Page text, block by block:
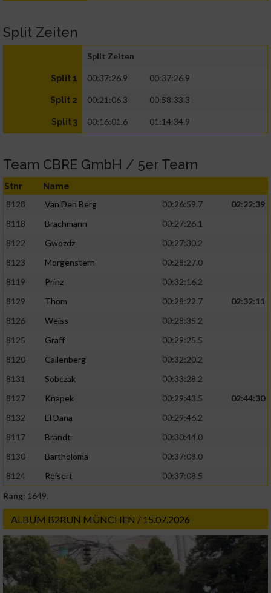
Split Zeiten
Split Zeiten
Split 1 00:37:26.9 00:37:26.9
Split 2 00:21:06.3 00:58:33.3
Split 3 00:16:01.6 01:14:34.9
Team CBRE GmbH / 5er Team
Stnr Name
8128 Van Den Berg 00:26:59.7
02:22:39
8118
Brachmann
00:27:26.1
8122
Gwozdz
00:27:30.2
8123
Morgenstern
00:28:27.0
8119
Prinz
00:32:16.2
8129
Thom 00:28:22.7
02:32:11
8126
Weiss
00:28:35.2
8125
Graff
00:29:25.5
8120
Callenberg
00:32:20.2
8131
Sobczak
00:33:28.2
8127
Knapek 00:29:43.5
02:44:30
8132
El Dana
00:29:46.2
8117
Brandt
00:30:44.0
8130
Bartholomä
00:37:08.0
8124
Reisert
00:37:08.5
Rang: 1649.
ALBUM B2RUN MÜNCHEN / 15.07.2026